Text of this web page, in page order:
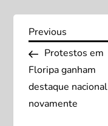
N
a
v
Previous
Post
Previous
Protestos em
Floripa ganham
destaque nacional
novamente